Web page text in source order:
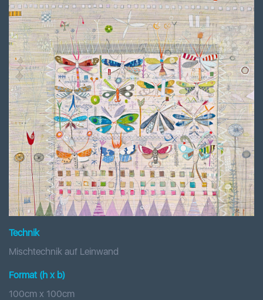
Technik
Mischtechnik auf Leinwand
Format (h x b)
100cm x 100cm